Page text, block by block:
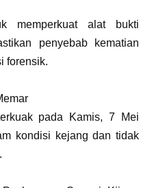
memperkuat alat bukti
penyebab kematian
forensik.
pada Kamis, 7 Mei
kondisi kejang dan tidak